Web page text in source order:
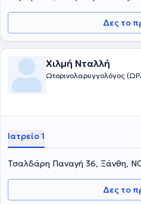
Δες το
Χιλμή Νταλλή
Ωτορινολαρυγγολόγος
Ιατρείο 1
Τσαλδάρη Παναγή 36, Ξάνθη,
Δες το